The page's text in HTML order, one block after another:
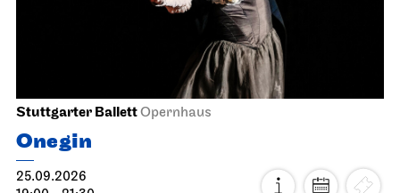
Stuttgarter BallettOpernhaus
Onegin
25.09.2026